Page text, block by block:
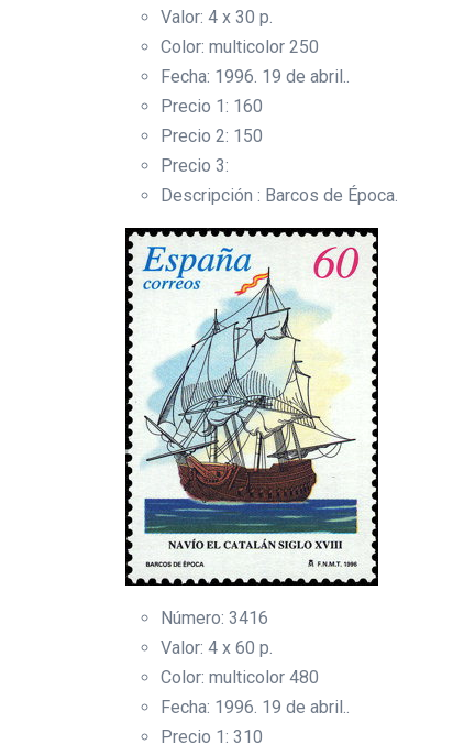
Valor: 4 x 30 p.
Color: multicolor 250
Fecha: 1996. 19 de abril..
Precio 1: 160
Precio 2: 150
Precio 3:
Descripción : Barcos de Época.
Número: 3416
Valor: 4 x 60 p.
Color: multicolor 480
Fecha: 1996. 19 de abril..
Precio 1: 310